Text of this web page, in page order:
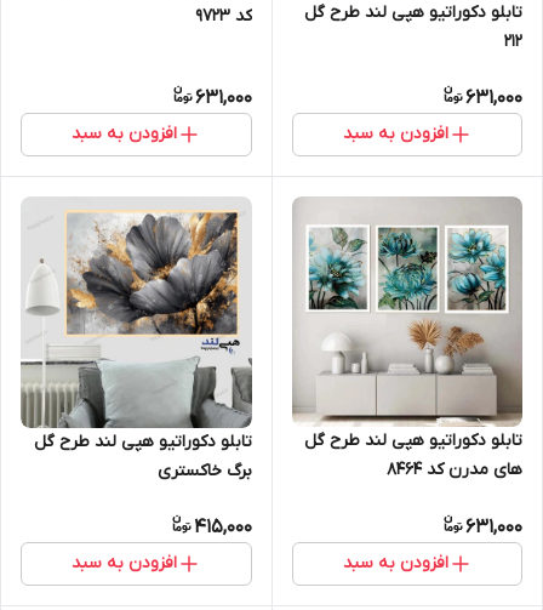
تابلو دکوراتیو هپی لند طرح گل
212
631,000
افزودن به سبد
کد 9723
631,000
افزودن به سبد
تابلو دکوراتیو هپی لند طرح گل
های مدرن کد 8464
631,000
افزودن به سبد
تابلو دکوراتیو هپی لند طرح گل
برگ خاکستری
415,000
افزودن به سبد